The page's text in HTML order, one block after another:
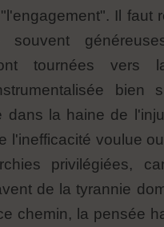
Il faut
tournées vers
bien
dans la haine de
l'inefficacité voulue
privilégiées,
de la tyrannie
chemin, la pensée